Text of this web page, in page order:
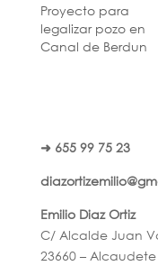
Proyecto para
legalizar pozo en
Canal de Berdun
➜ 655 99 75 23
Emilio Diaz Ortiz
C/ Alcalde Juan
23660 –